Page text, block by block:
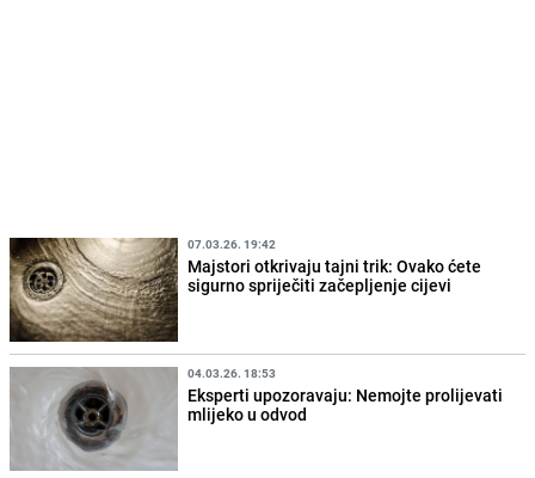
07.03.26. 19:42
Majstori otkrivaju tajni trik: Ovako ćete
sigurno spriječiti začepljenje cijevi
04.03.26. 18:53
Eksperti upozoravaju: Nemojte prolijevati
mlijeko u odvod